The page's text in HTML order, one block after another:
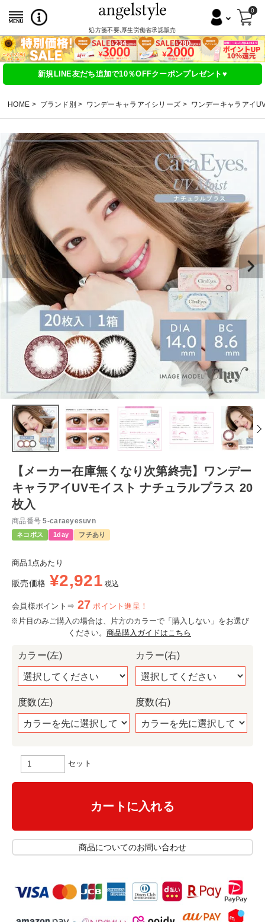
処方箋不要,厚生労働省承認販売
0
新規LINE友だち追加で10％OFFクーポンプレゼント♥
HOME ブランド別 ワンデーキャラアイシリーズ ワンデーキャラアイ
【メーカー在庫無くなり次第終売】ワンデー
キャラアイUVモイスト ナチュラルプラス 20
枚入
商品番号 5-caraeyesuvn
ネコポス 1day フチあり
商品1点あたり
販売価格 ¥2,921 税込
会員様ポイント⇒ 27 ポイント進呈！
※片目のみご購入の場合は、片方のカラーで「購入しない」をお選び
ください。 商品購入ガイドはこちら
カラー(左)
度数(左)
カラー(右)
度数(右)
セット
カートに入れる
商品についてのお問い合わせ